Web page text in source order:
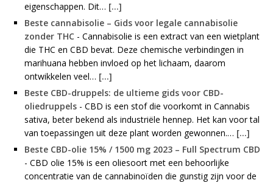
eigenschappen. Dit… [...]
Beste cannabisolie – Gids voor legale cannabisolie
zonder THC - Cannabisolie is een extract van een wietplant
die THC en CBD bevat. Deze chemische verbindingen in
marihuana hebben invloed op het lichaam, daarom
ontwikkelen veel… [...]
Beste CBD-druppels: de ultieme gids voor CBD-
oliedruppels - CBD is een stof die voorkomt in Cannabis
sativa, beter bekend als industriële hennep. Het kan voor tal
van toepassingen uit deze plant worden gewonnen.… [...]
Beste CBD-olie 15% / 1500 mg 2023 – Full Spectrum CBD
- CBD olie 15% is een oliesoort met een behoorlijke
concentratie van de cannabinoïden die gunstig zijn voor de